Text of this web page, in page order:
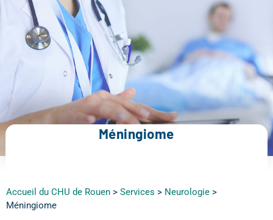
Méningiome
Accueil du CHU de Rouen > Services > Neurologie >
Méningiome